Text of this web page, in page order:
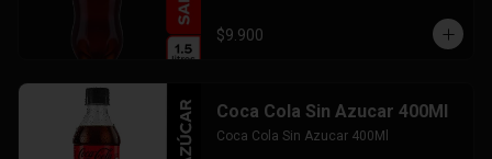
$9.900
Coca Cola Sin Azucar 400Ml
Coca Cola Sin Azucar 400Ml